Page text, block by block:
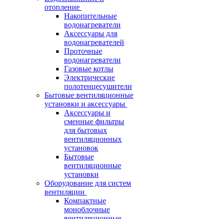
отопление
Накопительные
водонагреватели
Аксессуары для
водонагревателей
Проточные
водонагреватели
Газовые котлы
Электрические
полотенцесушители
Бытовые вентиляционные
установки и аксессуары
Аксессуары и
сменные фильтры
для бытовых
вентиляционных
установок
Бытовые
вентиляционные
установки
Оборудование для систем
вентиляции
Компактные
моноблочные